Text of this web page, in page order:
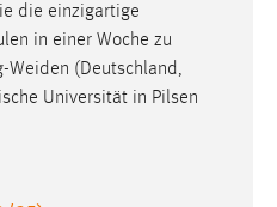
die einzigartige
in einer Woche zu
Weiden (Deutschland,
Universität in Pilsen